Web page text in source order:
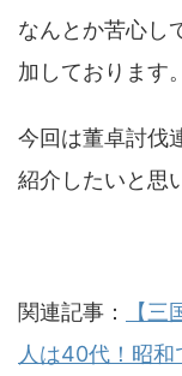
なんとか苦心し
加しております。
今回は董卓討伐
紹介したいと思
関連記事：
【
人は40代！昭